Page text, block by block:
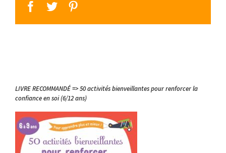
facebook
twitter
LIVRE RECOMMANDÉ => 50 activités bienveillantes pour renforcer la
confiance en soi (6/12 ans)